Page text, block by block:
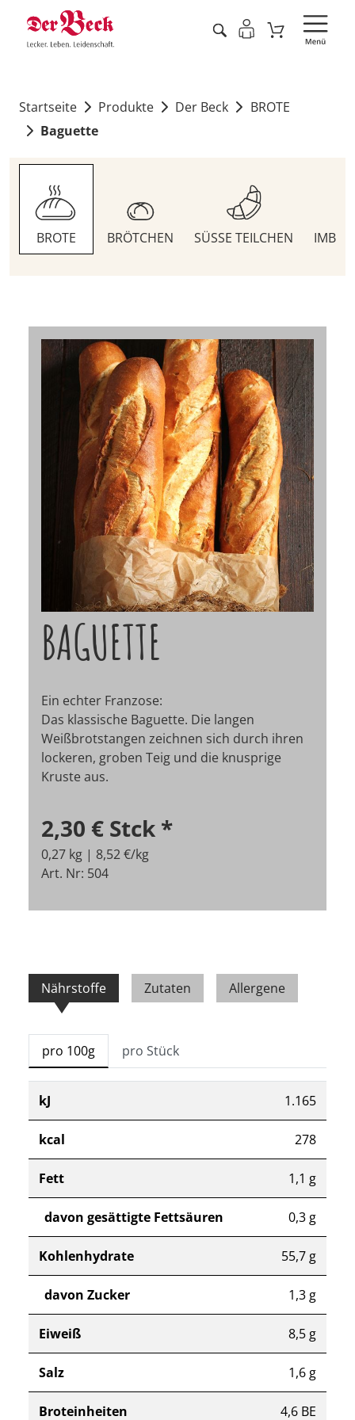
Startseite Produkte Der Beck
BROTE
Baguette
BROTE BRÖTCHEN SÜSSE TEILCHEN
BAGUETTE
Ein echter Franzose:
Das klassische Baguette. Die langen
Weißbrotstangen zeichnen sich durch ihren
lockeren, groben Teig und die knusprige
Kruste aus.
2,30 € Stck *
0,27 kg | 8,52 €/kg
Art. Nr: 504
Nährstoffe Zutaten Allergene
pro 100g pro Stück
kJ 1.165
kcal 278
Fett 1,1 g
davon gesättigte Fettsäuren 0,3 g
Kohlenhydrate 55,7 g
davon Zucker 1,3 g
Eiweiß 8,5 g
Salz 1,6 g
Broteinheiten 4,6 BE